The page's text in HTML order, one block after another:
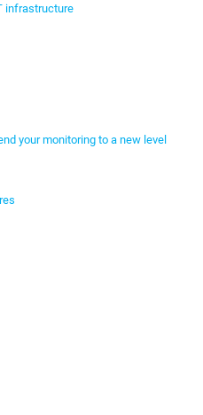
infrastructure
your monitoring to a new level